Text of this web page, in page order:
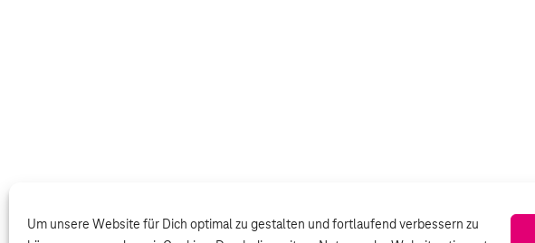
Um unsere Website für Dich optimal zu gestalten und fortlaufend verbessern zu